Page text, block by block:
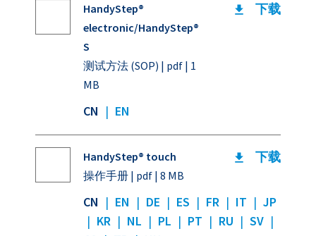
HandyStep®
electronic/HandyStep®
S
测试方法 (SOP) | pdf | 1
MB
CN | EN
下载
HandyStep® touch
操作手册 | pdf | 8 MB
CN | EN | DE | ES | FR | IT | JP
| KR | NL | PL | PT | RU | SV |
下载